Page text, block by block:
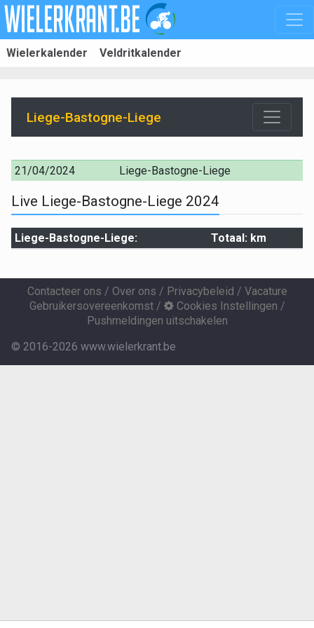
Wielerkalender Veldritkalender
Liege-Bastogne-Liege
21/04/2024 Liege-Bastogne-Liege
Live Liege-Bastogne-Liege 2024
Liege-Bastogne-Liege: Totaal: km
Contacteer ons / Over ons / Privacybeleid / Vacature
Gebruikersovereenkomst/ Cookies Instellingen /
Pushmeldingen uitschakelen
© 2016-2026 www.wielerkrant.be